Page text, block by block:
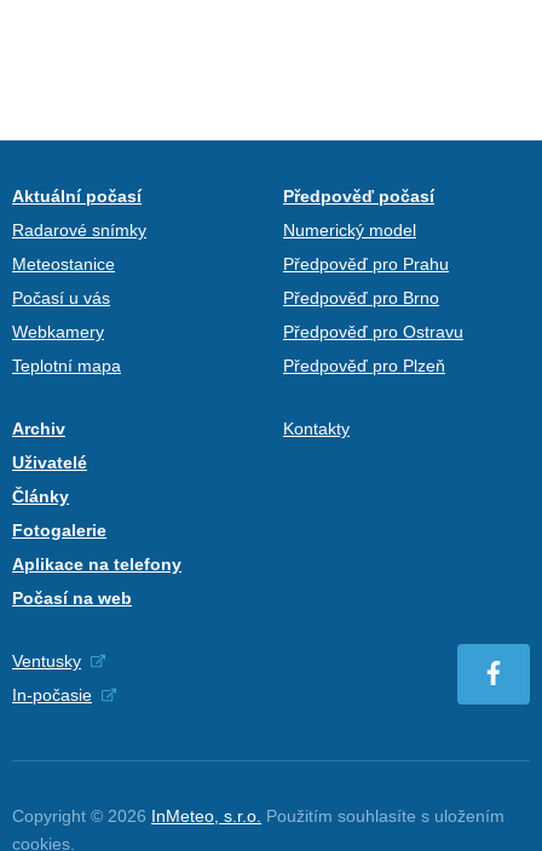
Aktuální počasí
Radarové snímky
Meteostanice
Počasí u vás
Webkamery
Teplotní mapa
Předpověď počasí
Numerický model
Předpověď pro Prahu
Předpověď pro Brno
Předpověď pro Ostravu
Předpověď pro Plzeň
Archiv
Uživatelé
Články
Fotogalerie
Aplikace na telefony
Počasí na web
Kontakty
Ventusky
In-počasie
Copyright © 2026 InMeteo, s.r.o. Použitím souhlasíte s uložením
cookies